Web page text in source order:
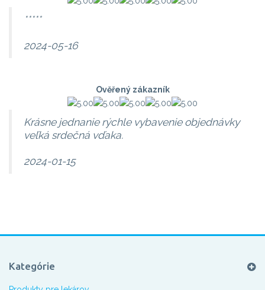
*****
2024-05-16
Ověřený zákazník
Krásne jednanie rýchle vybavenie objednávky
veľká srdečná vďaka.
2024-01-15
Kategórie